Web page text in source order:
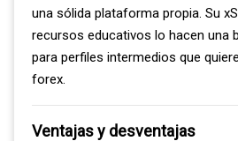
una sólida plataforma propia. Su
recursos educativos lo hacen una
para perfiles intermedios que
forex.
Ventajas y desventajas